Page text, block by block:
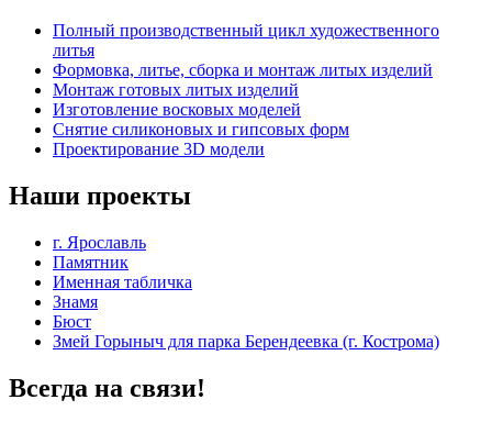
Полный производственный цикл художественного
литья
Формовка, литье, сборка и монтаж литых изделий
Монтаж готовых литых изделий
Изготовление восковых моделей
Cнятие силиконовых и гипсовых форм
Проектирование 3D модели
Наши проекты
г. Ярославль
Памятник
Именная табличка
Знамя
Бюст
Змей Горыныч для парка Берендеевка (г. Кострома)
Всегда на связи!